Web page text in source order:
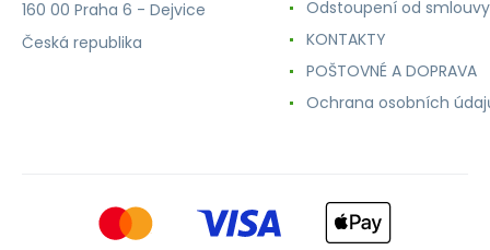
160 00 Praha 6 - Dejvice
Česká republika
Odstoupení od smlouvy
KONTAKTY
POŠTOVNÉ A DOPRAVA
Ochrana osobních